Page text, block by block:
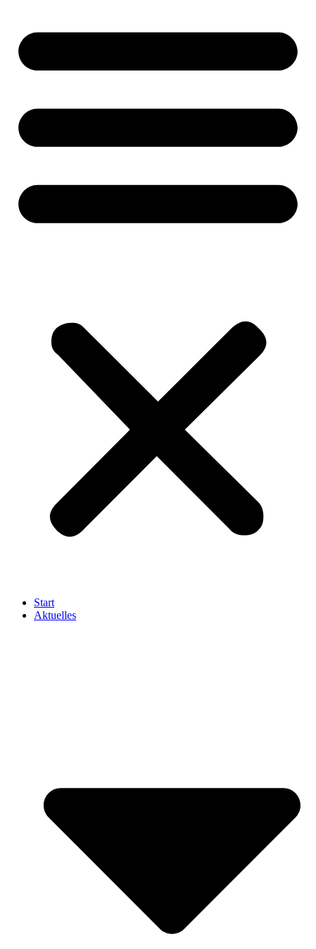
Start
Aktuelles